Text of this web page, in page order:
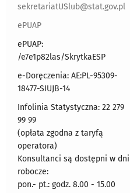
sekretariatUSlub@stat.gov.pl
ePUAP
ePUAP:
/e7e1p82las/SkrytkaESP
e-Doręczenia: AE:PL-95309-
18477-SIUJB-14
Infolinia Statystyczna: 22 279
99 99
(opłata zgodna z taryfą
operatora)
Konsultanci są dostępni w dni
robocze:
pon.- pt.: godz. 8.00 - 15.00